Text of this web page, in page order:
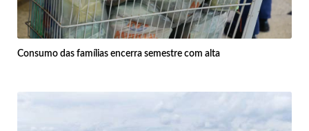
Consumo das famílias encerra semestre com alta